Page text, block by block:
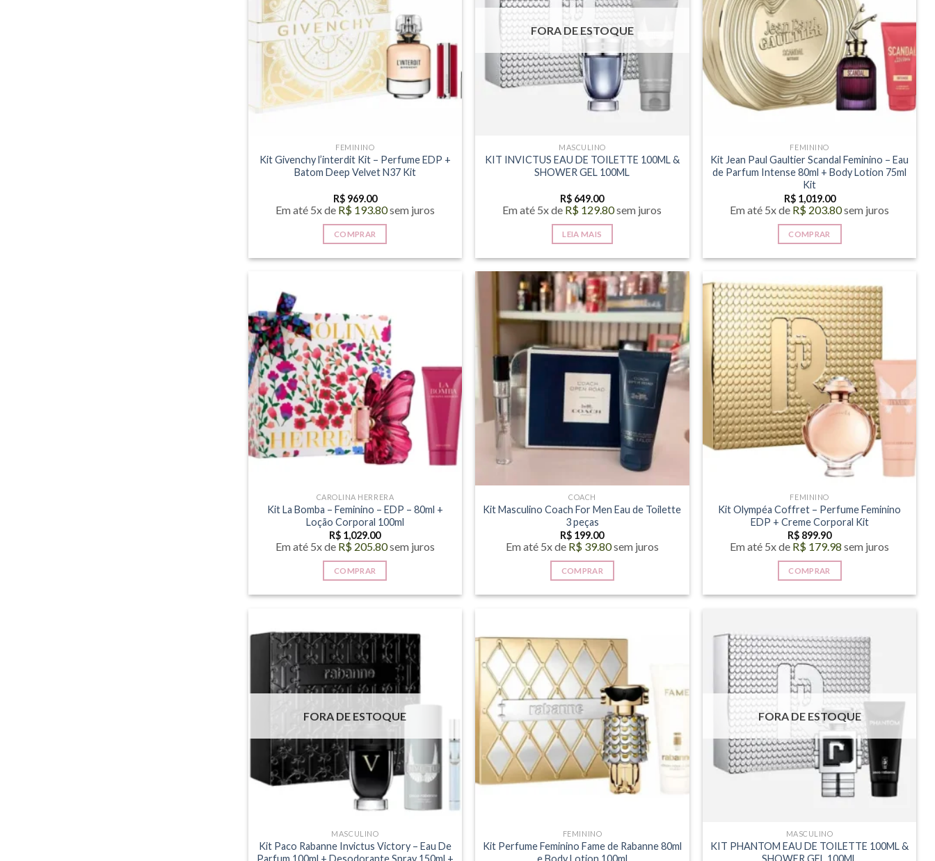
FEMININO
Kit Givenchy l’interdit Kit – Perfume EDP +
Batom Deep Velvet N37 Kit
R$969.00
Em até 5x de R$193.80sem juros
COMPRAR
FORA DE ESTOQUE
MASCULINO
KIT INVICTUS EAU DE TOILETTE 100ML &
SHOWER GEL 100ML
R$ 649.00
Em até 5x de R$ 129.80sem juros
LEIA MAIS
FEMININO
Kit Jean Paul Gaultier Scandal Feminino – Eau
de Parfum Intense 80ml + Body Lotion 75ml
Kit
R$1,019.00
Em até 5x de R$ 203.80sem juros
COMPRAR
CAROLINA HERRERA
Kit La Bomba – Feminino – EDP – 80ml +
Loção Corporal 100ml
R$ 1,029.00
Em até 5x de R$205.80sem juros
COMPRAR
COACH
Kit Masculino Coach For Men Eau de Toilette
3 peças
R$ 199.00
Em até 5x de R$39.80sem juros
COMPRAR
FEMININO
Kit Olympéa Coffret – Perfume Feminino
EDP + Creme Corporal Kit
R$ 899.90
Em até 5x de R$ 179.98 sem juros
COMPRAR
FORA DE ESTOQUE
MASCULINO
Kit Paco Rabanne Invictus Victory – Eau De
Parfum 100ml + Desodorante Spray 150ml +
FEMININO
Kit Perfume Feminino Fame de Rabanne 80ml
e Body Lotion 100ml
FORA DE ESTOQUE
MASCULINO
KIT PHANTOM EAU DE TOILETTE 100ML &
SHOWER GEL 100ML